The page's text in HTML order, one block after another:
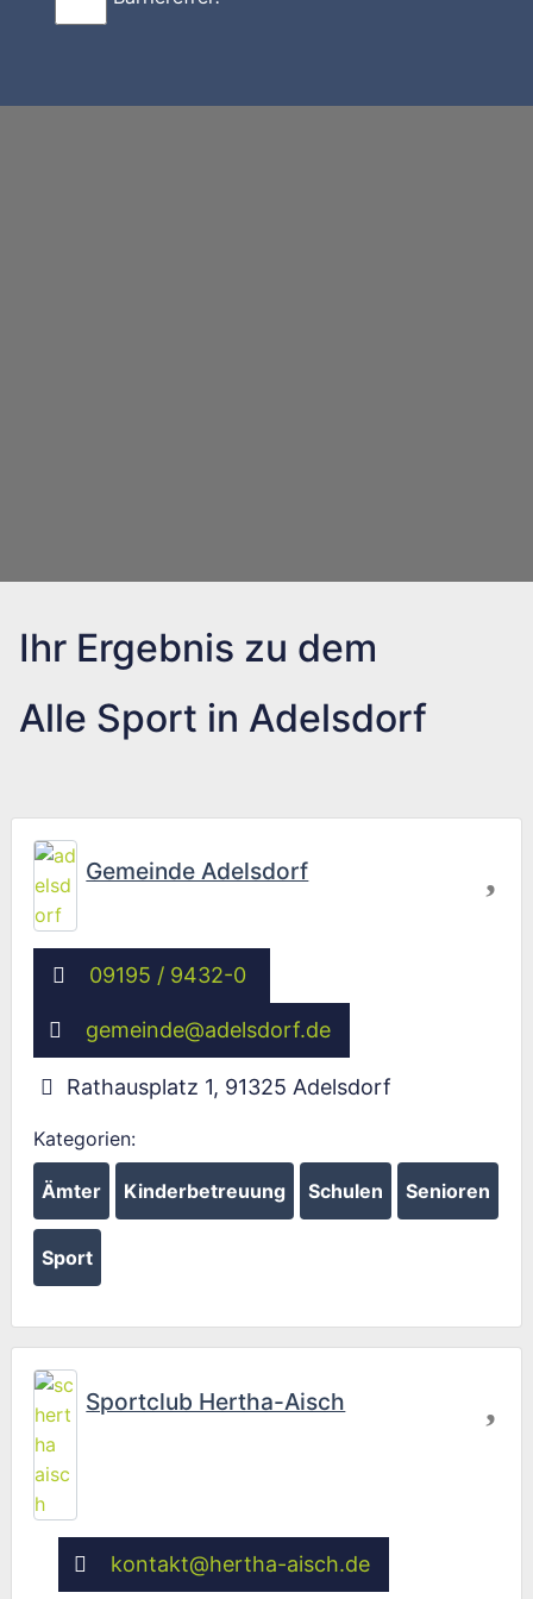
Ihr Ergebnis zu dem
Alle Sport in Adelsdorf
Gemeinde Adelsdorf
09195 / 9432-0
gemeinde@adelsdorf.de
Rathausplatz 1, 91325 Adelsdorf
Kategorien:
Ämter Kinderbetreuung Schulen Senioren
Sport
Sportclub Hertha-Aisch
kontakt@hertha-aisch.de